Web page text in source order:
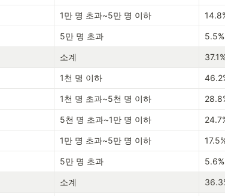
1만 명 초과~5만 명 이하
5만 명 초과 5.5%
소계
1천 명 이하
1천 명 초과~5천 명 이하
5천 명 초과~1만 명 이하
1만 명 초과~5만 명 이하
5만 명 초과 5.6%
소계